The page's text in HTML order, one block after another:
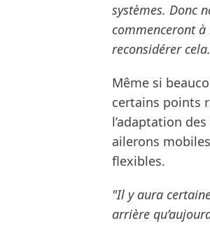
systèmes. Donc
commenceront
reconsidérer
Même si
certains points
l’adaptation
ailerons
flexibles.
"Il y aura
arrière